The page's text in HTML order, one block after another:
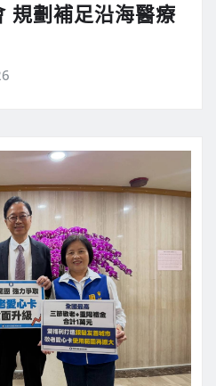
規劃補足沿海醫療